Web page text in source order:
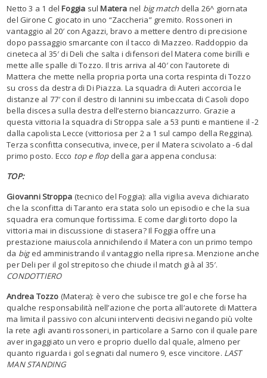
Netto 3 a 1 delFoggia sulMatera nel big matchdella 26^ giornata
del Girone C giocato in uno “Zaccheria” gremito. Rossoneri in
vantaggio al 20′ con Agazzi, bravo a mettere dentro di precisione
dopo passaggio smarcante con il tacco di Mazzeo. Raddoppio da
cineteca al 35′ di Deli che salta i difensori del Matera come birilli e
mette alle spalle di Tozzo. Il tris arriva al 40′ con l’autorete di
Mattera che mette nella propria porta una corta respinta di Tozzo
su cross da destra di Di Piazza. La squadra di Auteri accorcia le
distanze al 77′ con il destro di Iannini su imbeccata di Casoli dopo
bella discesa sulla destra dell’esterno biancazzurro. Grazie a
questa vittoria la squadra di Stroppa sale a 53 punti e mantiene il -2
dalla capolista Lecce (vittoriosa per 2 a 1 sul campo della Reggina).
Terza sconfitta consecutiva, invece, per il Matera scivolato a -6 dal
primo posto. Ecco top e flop della gara appena conclusa:
TOP:
Giovanni Stroppa (tecnico del Foggia): alla vigilia aveva dichiarato
che la sconfitta di Taranto era stata solo un episodio e che la sua
squadra era comunque fortissima. E come dargli torto dopo la
vittoria mai in discussione di stasera? Il Foggia offre una
prestazione maiuscola annichilendo il Matera con un primo tempo
da biged amministrando il vantaggio nella ripresa. Menzione anche
per Deli per il gol strepitoso che chiude il match già al 35′.
CONDOTTIERO
Andrea Tozzo (Matera): è vero che subisce tre gol e che forse ha
qualche responsabilità nell’azione che porta all’autorete di Mattera
ma limita il passivo con alcuni interventi decisivi negando più volte
la rete agli avanti rossoneri, in particolare a Sarno con il quale pare
aver ingaggiato un vero e proprio duello dal quale, almeno per
quanto riguarda i gol segnati dal numero 9, esce vincitore. LAST
MAN STANDING